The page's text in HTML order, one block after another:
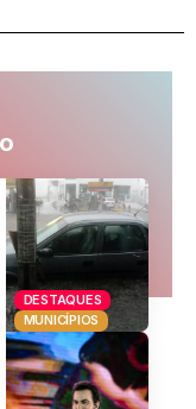
DESTAQUES
MUNICÍPIOS